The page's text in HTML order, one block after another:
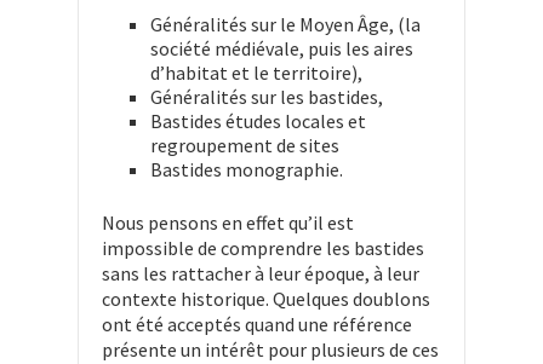
Généralités sur le Moyen Âge, (la
société médiévale, puis les aires
d’habitat et le territoire),
Généralités sur les bastides,
Bastides études locales et
regroupement de sites
Bastides monographie.
Nous pensons en effet qu’il est
impossible de comprendre les bastides
sans les rattacher à leur époque, à leur
contexte historique. Quelques doublons
ont été acceptés quand une référence
présente un intérêt pour plusieurs de ces